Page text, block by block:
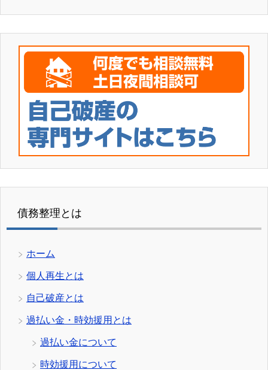
債務整理とは
ホーム
個人再生とは
自己破産とは
過払い金・時効援用とは
過払い金について
時効援用について